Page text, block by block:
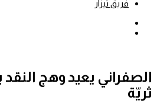
فريق تيزار
الصفراني يعيد وهج
ثريّة